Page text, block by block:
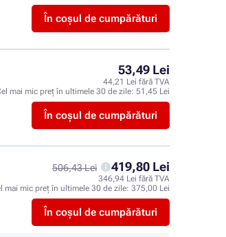
În coșul de cumpărături
53,49 Lei
44,21 Lei fără TVA
mai mic preț în ultimele 30 de zile: 51,45 Lei
În coșul de cumpărături
506,43 Lei 419,80 Lei
346,94 Lei fără TVA
mai mic preț în ultimele 30 de zile: 375,00 Lei
În coșul de cumpărături